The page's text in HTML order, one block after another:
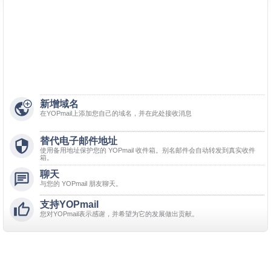

 新增域名
在YOPmail上添加您自己的域名，并在此处接收消息
 替代电子邮件地址
使用备用地址保护您的 YOPmail 收件箱。别名邮件会自动转发到真实收件
箱。
 聊天
与您的 YOPmail 朋友聊天。
 支持YOPmail
您对YOPmail表示感谢，并希望为它的发展做出贡献。